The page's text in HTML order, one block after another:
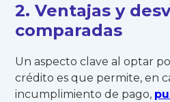
2. Ventajas y
comparadas
Un aspecto clave al optar
crédito es que permite, en
incumplimiento de pago,